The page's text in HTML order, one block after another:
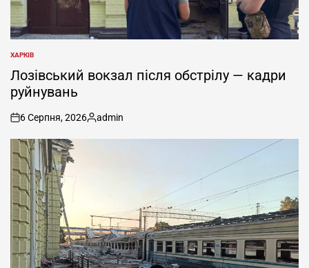
ОПУБЛІКУВАТИ
У
ХАРКІВ
Лозівський вокзал після обстрілу — кадри
руйнувань
on
6 Серпня, 2026
Опубліковано
admin